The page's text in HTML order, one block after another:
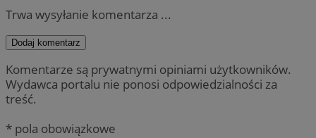
Trwa wysyłanie komentarza ...
Dodaj komentarz
Komentarze są prywatnymi opiniami użytkowników.
Wydawca portalu nie ponosi odpowiedzialności za
treść.
* pola obowiązkowe